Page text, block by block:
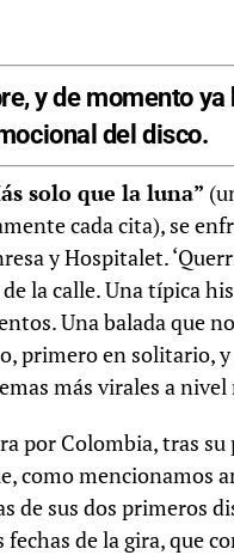
y de momento
del disco.
solo que la luna”
cada cita), se
y Hospitalet.
la calle. Una típica
Una balada que
primero en solitario,
más virales a
por Colombia, tras
como mencionamos
sus dos primeros
de la gira, que